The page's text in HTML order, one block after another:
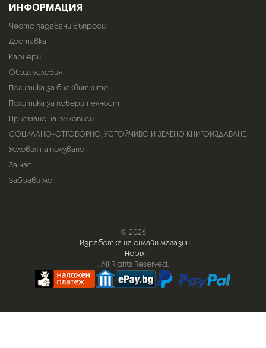
ИНФОРМАЦИЯ
Често задавани въпроси
Доставка
Кариери
Общи условия
Политика за бисквитките
Политика за поверителност
Приемане на ръкописи
СОЦИАЛНО-ОТГОВОРНО, УСТОЙЧИВО И ЗЕЛЕНО КНИГОИЗДАВАНЕ
Условия на ползване
За нас
Забрави ме
© 2026
Изработка на онлайн магазин
Hopix
. All Rights Reserved.